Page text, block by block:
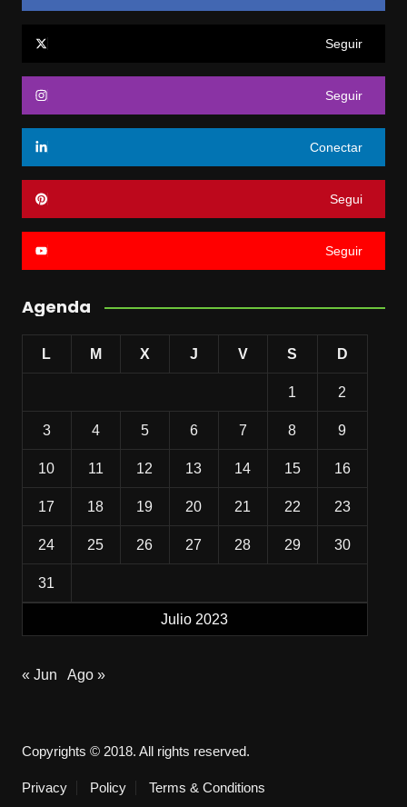
Seguir
Seguir
Conectar
Segui
Seguir
Agenda
Julio 2023
L M X J V S D
1 2
3 4 5 6 7 8 9
10 11 12 13 14 15 16
17 18 19 20 21 22 23
24 25 26 27 28 29 30
31
« Jun Ago »
Copyrights © 2018. All rights reserved.
Privacy Policy Terms & Conditions